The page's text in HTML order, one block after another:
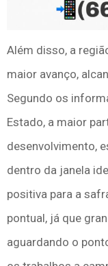
Além disso, a
maior avanço,
Segundo os
Estado, a maior
desenvolvimento,
dentro da janela
positiva para a
pontual, já que
aguardando o